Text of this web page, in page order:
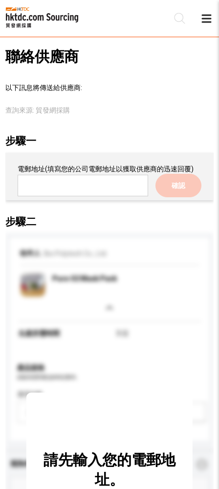
聯絡供應商
以下訊息將傳送給供應商:
查詢來源: 貿發網採購
步驟一
電郵地址(填寫您的公司電郵地址以獲取供應商的迅速回覆)
確認
步驟二
收件人
Pure O2 Mask Pack
生產所需時間
產品規格
適用年齡
查詢內容 *必須填寫
請先輸入您的電郵地
址。